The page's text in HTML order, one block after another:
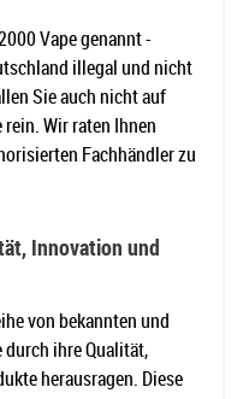
Vape genannt -
illegal und nicht
Sie auch nicht auf
Wir raten Ihnen
Fachhändler zu
Innovation und
von bekannten und
ihre Qualität,
herausragen. Diese